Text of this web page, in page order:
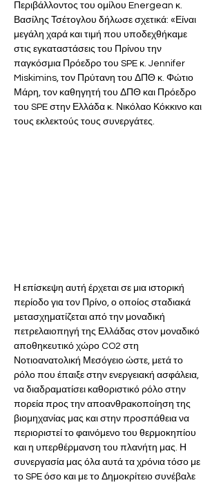
Περιβάλλοντος του ομίλου Energean κ.
Βασίλης Τσέτογλου δήλωσε σχετικά: «Είναι
μεγάλη χαρά και τιμή που υποδεχθήκαμε
στις εγκαταστάσεις του Πρίνου την
παγκόσμια Πρόεδρο του SPE κ. Jennifer
Miskimins, τον Πρύτανη του ΔΠΘ κ. Φώτιο
Μάρη, τον καθηγητή του ΔΠΘ και Πρόεδρο
του SPE στην Ελλάδα κ. Νικόλαο Κόκκινο και
τους εκλεκτούς τους συνεργάτες.
Η επίσκεψη αυτή έρχεται σε μια ιστορική
περίοδο για τον Πρίνο, ο οποίος σταδιακά
μετασχηματίζεται από την μοναδική
πετρελαιοπηγή της Ελλάδας στον μοναδικό
αποθηκευτικό χώρο CO2 στη
Νοτιοανατολική Μεσόγειο ώστε, μετά το
ρόλο που έπαιξε στην ενεργειακή ασφάλεια,
να διαδραματίσει καθοριστικό ρόλο στην
πορεία προς την αποανθρακοποίηση της
βιομηχανίας μας και στην προσπάθεια να
περιοριστεί το φαινόμενο του θερμοκηπίου
και η υπερθέρμανση του πλανήτη μας. Η
συνεργασία μας όλα αυτά τα χρόνια τόσο με
το SPE όσο και με το Δημοκρίτειο συνέβαλε